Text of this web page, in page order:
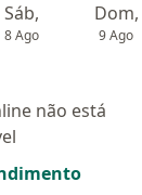
Sáb,
8 Ago
Dom,
9 Ago
não está